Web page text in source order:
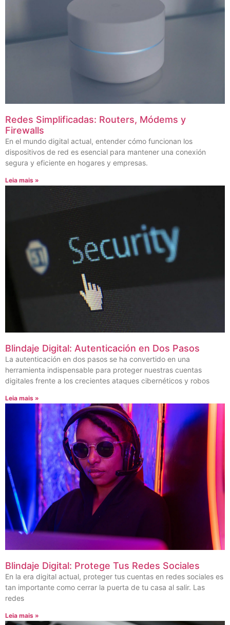
Redes Simplificadas: Routers, Módems y
Firewalls
En el mundo digital actual, entender cómo funcionan los
dispositivos de red es esencial para mantener una conexión
segura y eficiente en hogares y empresas.
Leia mais »
Blindaje Digital: Autenticación en Dos Pasos
La autenticación en dos pasos se ha convertido en una
herramienta indispensable para proteger nuestras cuentas
digitales frente a los crecientes ataques cibernéticos y robos
Leia mais »
Blindaje Digital: Protege Tus Redes Sociales
En la era digital actual, proteger tus cuentas en redes sociales es
tan importante como cerrar la puerta de tu casa al salir. Las
redes
Leia mais »